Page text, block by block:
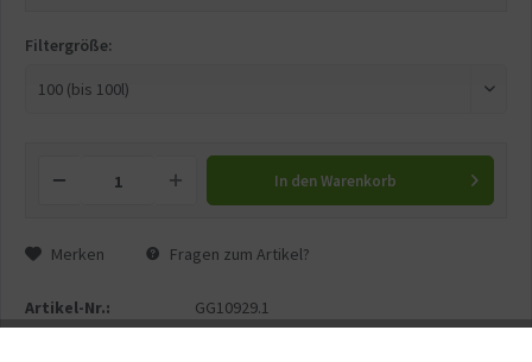
Filtergröße:
In den Warenkorb
Merken Fragen zum Artikel?
Artikel-Nr.:
GG10929.1
EAN:
4010052422374